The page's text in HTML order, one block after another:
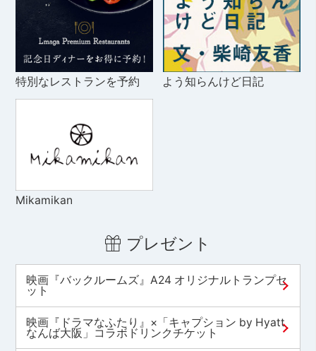
特別なレストランを予約 よう知らんけど日記
Mikamikan
プレゼント
映画『バックルームズ』A24 オリジナルトランプセ
ット
映画『ドラマなふたり』×「キャプション by Hyatt
なんば大阪」コラボドリンクチケット